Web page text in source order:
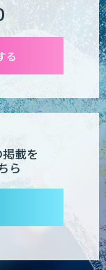
ェルジュ
る
載を
ら